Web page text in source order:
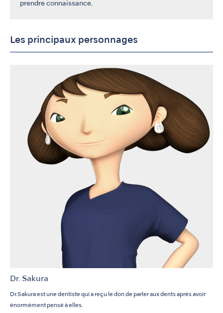
prendre connaissance.
Les principaux personnages
Dr. Sakura
Dr.Sakura est une dentiste qui a reçu le don de parler aux dents après avoir
énormément pensé à elles.